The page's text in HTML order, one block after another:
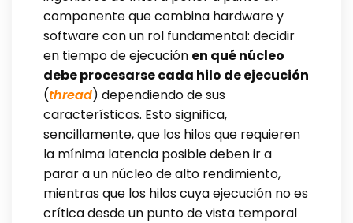
componente que combina hardware y
software con un rol fundamental: decidir
en tiempo de ejecución en qué núcleo
debe procesarse cada hilo de ejecución
(thread) dependiendo de sus
características. Esto significa,
sencillamente, que los hilos que requieren
la mínima latencia posible deben ir a
parar a un núcleo de alto rendimiento,
mientras que los hilos cuya ejecución no es
crítica desde un punto de vista temporal